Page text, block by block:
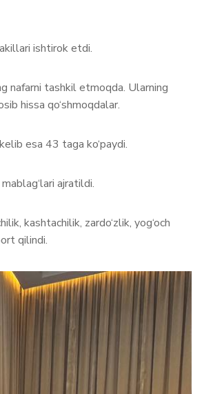
ishtirok etdi.
nafarni tashkil etmoqda. Ularning
hissa qo‘shmoqdalar.
esa 43 taga ko‘paydi.
ajratildi.
kashtachilik, zardo‘zlik, yog‘och
qilindi.